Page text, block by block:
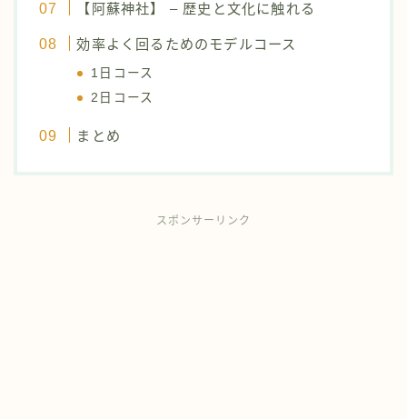
【阿蘇神社】 – 歴史と文化に触れる
効率よく回るためのモデルコース
1日コース
2日コース
まとめ
スポンサーリンク